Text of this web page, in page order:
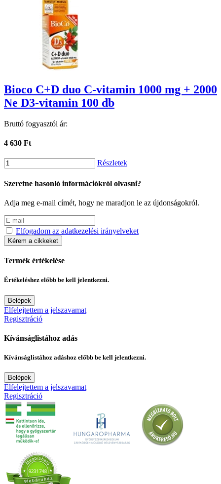
Bioco C+D duo C-vitamin 1000 mg + 2000
Ne D3-vitamin 100 db
Bruttó fogyasztói ár:
4 630 Ft
Részletek
Szeretne hasonló információkról olvasni?
Adja meg e-mail címét, hogy ne maradjon le az újdonságokról.
Elfogadom az adatkezelési irányelveket
Kérem a cikkeket
Termék értékelése
Értékeléshez előbb be kell jelentkezni.
Belépek
Elfelejtettem a jelszavamat
Regisztráció
Kívánságlistához adás
Kívánságlistához adáshoz előbb be kell jelentkezni.
Belépek
Elfelejtettem a jelszavamat
Regisztráció